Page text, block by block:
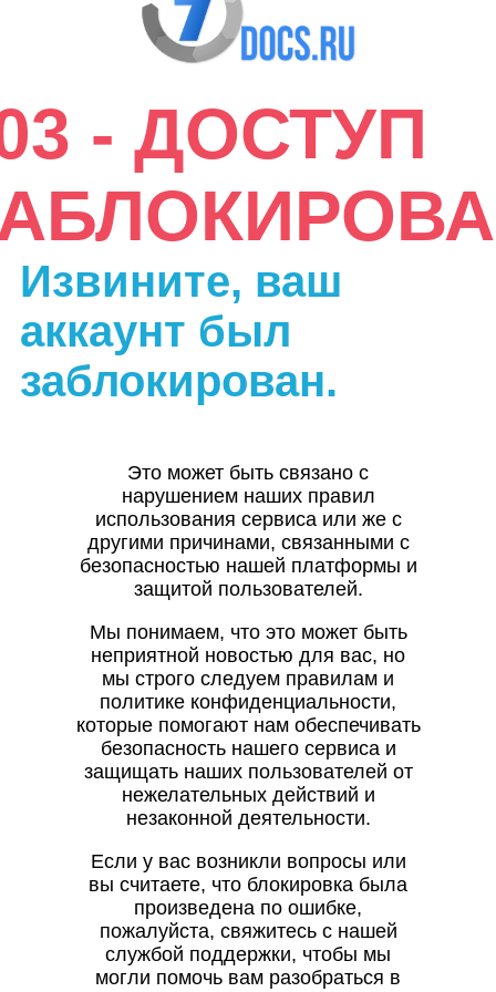
- ДОСТУП
Извините, ваш
аккаунт был
заблокирован.
Это может быть связано с
нарушением наших правил
использования сервиса или же с
другими причинами, связанными с
безопасностью нашей платформы и
защитой пользователей.
Мы понимаем, что это может быть
неприятной новостью для вас, но
мы строго следуем правилам и
политике конфиденциальности,
которые помогают нам обеспечивать
безопасность нашего сервиса и
защищать наших пользователей от
нежелательных действий и
незаконной деятельности.
Если у вас возникли вопросы или
вы считаете, что блокировка была
произведена по ошибке,
пожалуйста, свяжитесь с нашей
службой поддержки, чтобы мы
могли помочь вам разобраться в